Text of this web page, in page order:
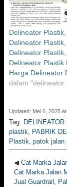
Delineator
Delineator
Delineator Plastik,
Delineator Plastik
Harga Delineator
dalam "delineator
Updated: Mei 6, 2025
Tag:
plastik, PABRIK
Plastik, patok jalan
◀ Cat Marka
Cat Marka Jalan
Jual Guardrail,